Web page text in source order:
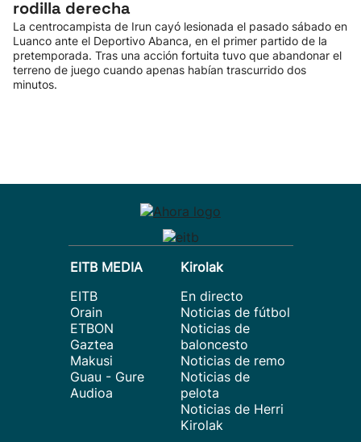
rodilla derecha
La centrocampista de Irun cayó lesionada el pasado sábado en
Luanco ante el Deportivo Abanca, en el primer partido de la
pretemporada. Tras una acción fortuita tuvo que abandonar el
terreno de juego cuando apenas habían trascurrido dos
minutos.
EITB MEDIA
EITB
Orain
ETBON
Gaztea
Makusi
Guau - Gure
Audioa
Kirolak
En directo
Noticias de fútbol
Noticias de
baloncesto
Noticias de remo
Noticias de
pelota
Noticias de Herri
Kirolak